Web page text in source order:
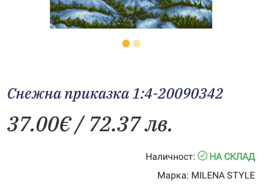
Снежна приказка 1:4-20090342
37.00€/ 72.37 лв.
Наличност:
НА СКЛАД
Марка: MILENA STYLE